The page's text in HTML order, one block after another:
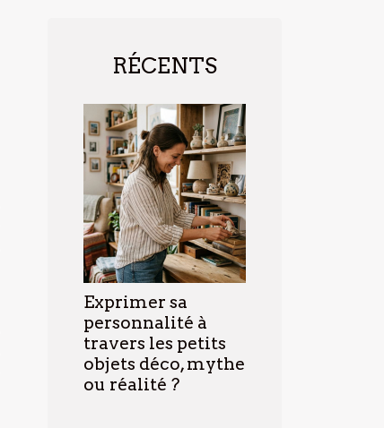
RÉCENTS
Exprimer sa
personnalité à
travers les petits
objets déco, mythe
ou réalité ?